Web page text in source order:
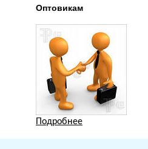
Оптовикам
Подробнее